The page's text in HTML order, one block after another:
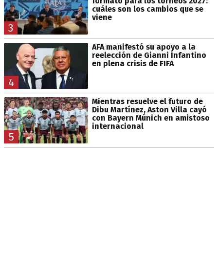
3
cuáles son los cambios que se
viene
4
AFA manifestó su apoyo a la
reelección de Gianni Infantino
en plena crisis de FIFA
5
Mientras resuelve el futuro de
Dibu Martínez, Aston Villa cayó
con Bayern Múnich en amistoso
internacional